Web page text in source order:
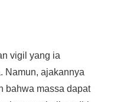
vigil yang ia
Namun, ajakannya
bahwa massa dapat